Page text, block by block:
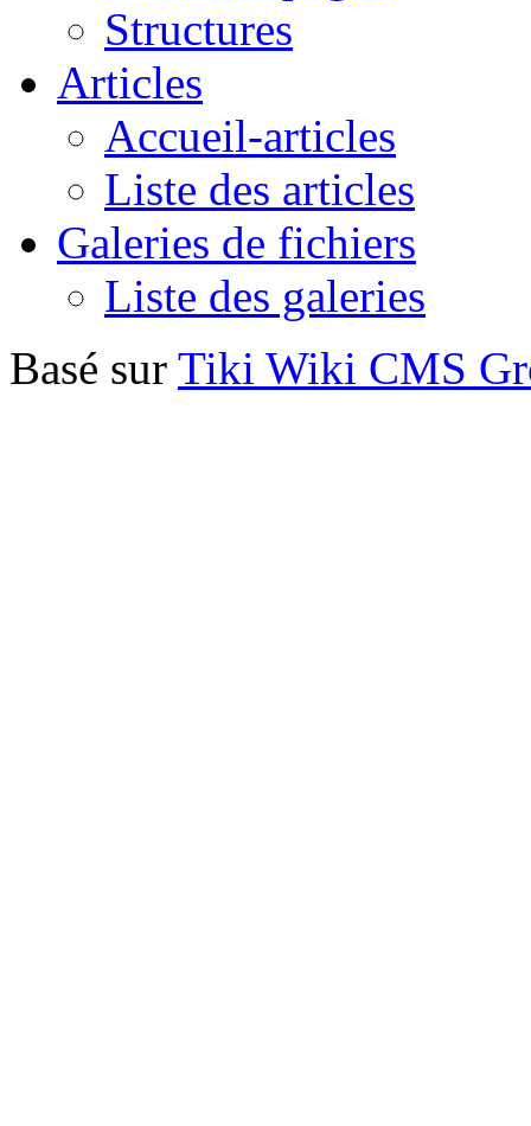
Structures
Articles
Accueil-articles
Liste des articles
Galeries de fichiers
Liste des galeries
Basé sur Tiki Wiki CMS